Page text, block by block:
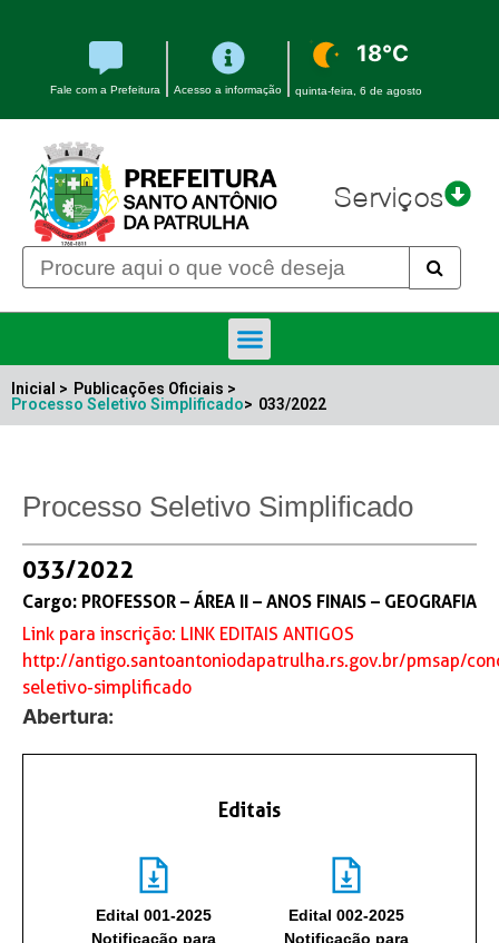
Fale com a Prefeitura Acesso a informação
18°C
quinta-feira, 6 de agosto
Serviços
Inicial > Publicações Oficiais >
Processo Seletivo Simplificado> 033/2022
Processo Seletivo Simplificado
033/2022
Cargo: PROFESSOR – ÁREA II – ANOS FINAIS – GEOGRAFIA
Link para inscrição: LINK EDITAIS ANTIGOS
http://antigo.santoantoniodapatrulha.rs.gov.br/pmsap/
seletivo-simplificado
Abertura:
Editais
Edital 001-2025
Notificação para
Edital 002-2025
Notificação para